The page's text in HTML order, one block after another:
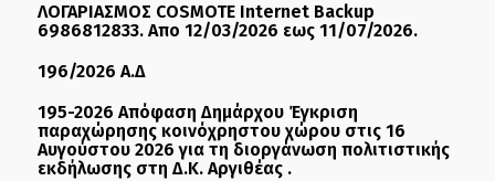
ΛΟΓΑΡΙΑΣΜΟΣ COSMOTE Internet Backup
6986812833. Απο 12/03/2026 εως 11/07/2026.
196/2026 Α.Δ
195-2026 Απόφαση Δημάρχου Έγκριση
παραχώρησης κοινόχρηστου χώρου στις 16
Αυγούστου 2026 για τη διοργάνωση πολιτιστικής
εκδήλωσης στη Δ.Κ. Αργιθέας .